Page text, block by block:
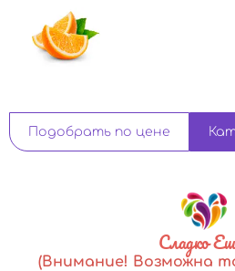
Подобрать по цене
Сладко
(Внимание! Возможна